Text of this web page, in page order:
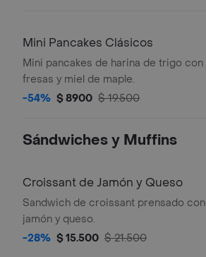
Mini Pancakes Clásicos
Mini pancakes de harina de trigo con
fresas y miel de maple.
-54% $ 8900 $ 19.500
Sándwiches y Muffins
Croissant de Jamón y Queso
Sandwich de croissant prensado con
jamón y queso.
-28% $ 15.500 $ 21.500